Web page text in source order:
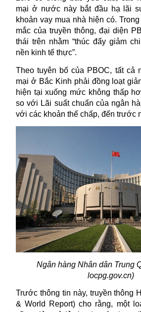
mại ở nước này bắt đầu hạ lãi
khoản vay mua nhà hiện có.
mắc của truyền thông, đại diện
thái trên nhằm “thúc đẩy giảm
nền kinh tế thực”.
Theo tuyên bố của PBOC, tất cả
mại ở Bắc Kinh phải đồng loạt
hiện tại xuống mức không thấp
so với Lãi suất chuẩn của ngân
với các khoản thế chấp, đến trước
Ngân hàng Nhân dân Trung
locpg.gov.cn)
Trước thông tin này, truyền thông
& World Report) cho rằng, một